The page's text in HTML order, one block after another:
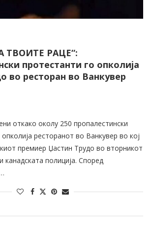
ТВОИТЕ РАЦЕ“:
протестанти го опколија
во ресторан во Ванкувер
откако околу 250 пропалестински
ресторанот во Ванкувер во кој
премиер Џастин Трудо во вторникот
канадската полиција. Според